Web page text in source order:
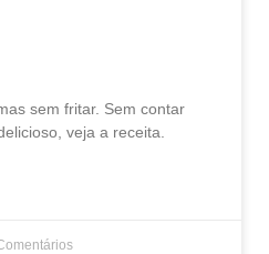
sem fritar. Sem contar
veja a receita.